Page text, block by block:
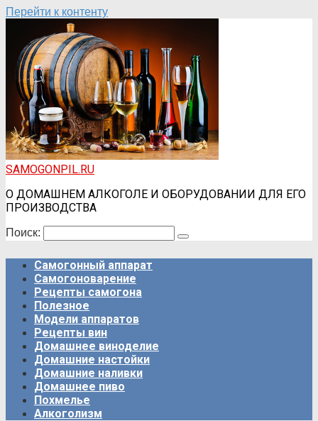
Перейти к контенту
SAMOGONPIL.RU
О ДОМАШНЕМ АЛКОГОЛЕ И ОБОРУДОВАНИИ ДЛЯ ЕГО
ПРОИЗВОДСТВА
Поиск:
Самогонный аппарат
Самогоноварение
Рецепты самогона
Полезное
Модели аппаратов
Рецепты вин
Домашнее виноделие
Домашние настойки
Домашние наливки
Домашнее пиво
Похмелье
Алкоголизм